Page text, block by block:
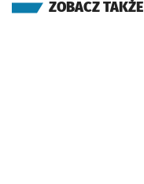
ZOBACZ TAKŻE